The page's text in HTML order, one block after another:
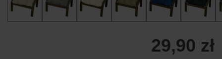
29,90 zł